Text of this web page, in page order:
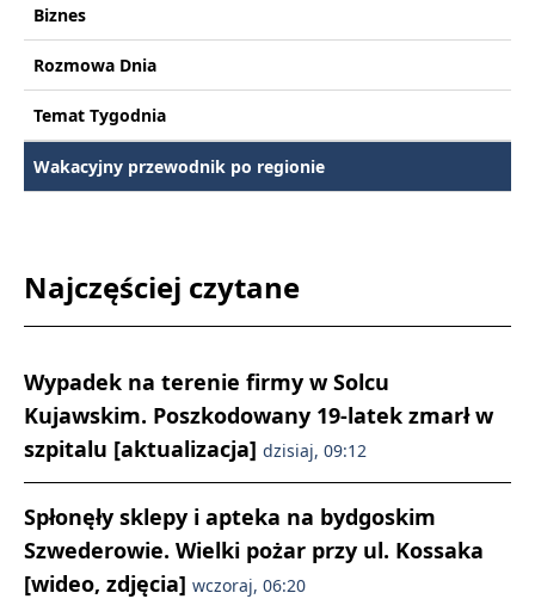
Biznes
Rozmowa Dnia
Temat Tygodnia
Wakacyjny przewodnik po regionie
Najczęściej czytane
Wypadek na terenie firmy w Solcu
Kujawskim. Poszkodowany 19-latek zmarł w
szpitalu [aktualizacja] dzisiaj, 09:12
Spłonęły sklepy i apteka na bydgoskim
Szwederowie. Wielki pożar przy ul. Kossaka
[wideo, zdjęcia] wczoraj, 06:20